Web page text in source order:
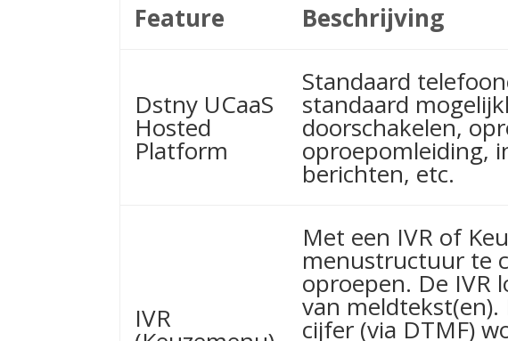
Feature
Beschrijving
Dstny UCaaS
Hosted
Platform
Standaard
standaard
doorschakelen,
oproepomleiding,
berichten, etc.
IVR
Met een IVR of
menustructuur te
oproepen. De IVR
van
cijfer (via DTMF)